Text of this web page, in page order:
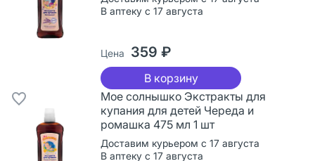
В аптеку с 17 августа
Цена 359 ₽
В корзину
Мое солнышко Экстракты для
купания для детей Череда и
ромашка 475 мл 1 шт
Доставим курьером с 17 августа
В аптеку с 17 августа